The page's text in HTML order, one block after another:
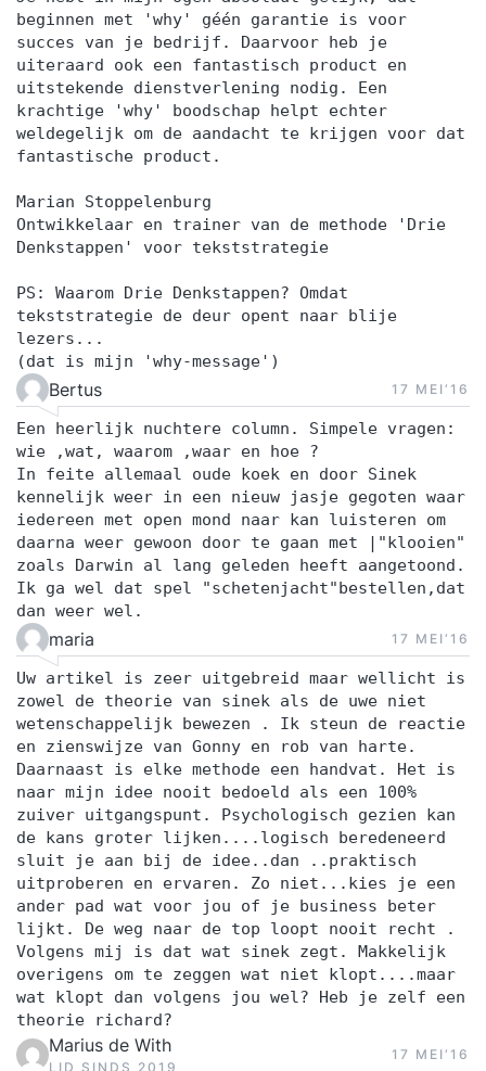
beginnen met 'why' géén garantie is voor
succes van je bedrijf. Daarvoor heb je
uiteraard ook een fantastisch product en
uitstekende dienstverlening nodig. Een
krachtige 'why' boodschap helpt echter
weldegelijk om de aandacht te krijgen voor dat
fantastische product.
Marian Stoppelenburg
Ontwikkelaar en trainer van de methode 'Drie
Denkstappen' voor tekststrategie
PS: Waarom Drie Denkstappen? Omdat
tekststrategie de deur opent naar blije
lezers...
(dat is mijn 'why-message')
Bertus 17 MEI‘16
Een heerlijk nuchtere column. Simpele vragen:
wie ,wat, waarom ,waar en hoe ?
In feite allemaal oude koek en door Sinek
kennelijk weer in een nieuw jasje gegoten waar
iedereen met open mond naar kan luisteren om
daarna weer gewoon door te gaan met |"klooien"
zoals Darwin al lang geleden heeft aangetoond.
Ik ga wel dat spel "schetenjacht"bestellen,dat
dan weer wel.
maria 17 MEI‘16
Uw artikel is zeer uitgebreid maar wellicht is
zowel de theorie van sinek als de uwe niet
wetenschappelijk bewezen . Ik steun de reactie
en zienswijze van Gonny en rob van harte.
Daarnaast is elke methode een handvat. Het is
naar mijn idee nooit bedoeld als een 100%
zuiver uitgangspunt. Psychologisch gezien kan
de kans groter lijken....logisch beredeneerd
sluit je aan bij de idee..dan ..praktisch
uitproberen en ervaren. Zo niet...kies je een
ander pad wat voor jou of je business beter
lijkt. De weg naar de top loopt nooit recht .
Volgens mij is dat wat sinek zegt. Makkelijk
overigens om te zeggen wat niet klopt....maar
wat klopt dan volgens jou wel? Heb je zelf een
theorie richard?
Marius de With
LID SINDS 2019
17 MEI‘16